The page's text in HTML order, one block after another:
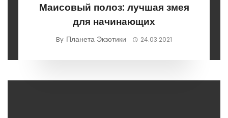
Маисовый полоз: лучшая змея
для начинающих
By Планета Экзотики 24.03.2021